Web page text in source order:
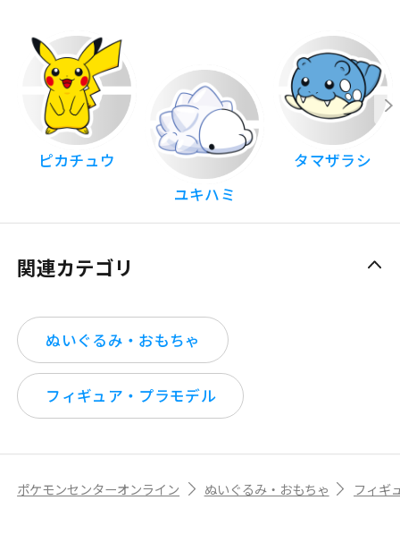
ピカチュウ
ユキハミ
タマザラシ
関連カテゴリ
ぬいぐるみ・おもちゃ
フィギュア・プラモデル
ポケモンセンターオンライン ぬいぐるみ・おもちゃ フィギ